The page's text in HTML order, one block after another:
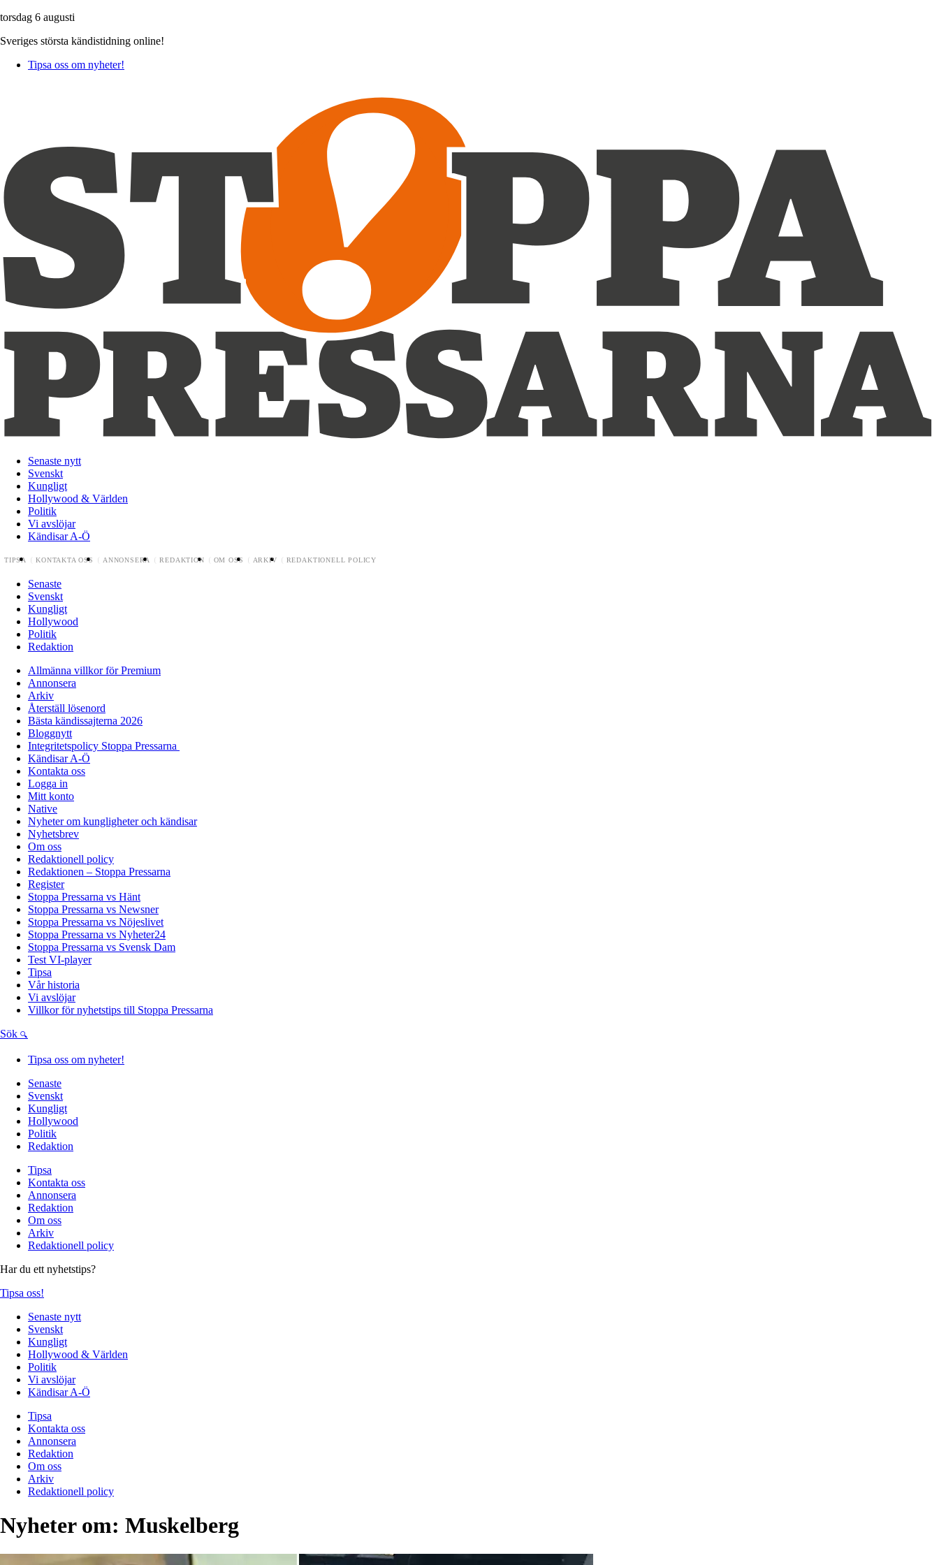
torsdag 6 augusti
Sveriges största kändistidning online!
Tipsa oss om nyheter!
Senaste nytt
Svenskt
Kungligt
Hollywood & Världen
Politik
Vi avslöjar
Kändisar A-Ö
TIPSA KONTAKTA OSS ANNONSERA REDAKTION OM OSS ARKIV REDAKTIONELL POLICY
Senaste
Svenskt
Kungligt
Hollywood
Politik
Redaktion
Allmänna villkor för Premium
Annonsera
Arkiv
Återställ lösenord
Bästa kändissajterna 2026
Bloggnytt
Integritetspolicy Stoppa Pressarna
Kändisar A-Ö
Kontakta oss
Logga in
Mitt konto
Native
Nyheter om kungligheter och kändisar
Nyhetsbrev
Om oss
Redaktionell policy
Redaktionen – Stoppa Pressarna
Register
Stoppa Pressarna vs Hänt
Stoppa Pressarna vs Newsner
Stoppa Pressarna vs Nöjeslivet
Stoppa Pressarna vs Nyheter24
Stoppa Pressarna vs Svensk Dam
Test VI-player
Tipsa
Vår historia
Vi avslöjar
Villkor för nyhetstips till Stoppa Pressarna
Sök
Tipsa oss om nyheter!
Senaste
Svenskt
Kungligt
Hollywood
Politik
Redaktion
Tipsa
Kontakta oss
Annonsera
Redaktion
Om oss
Arkiv
Redaktionell policy
Har du ett nyhetstips?
Tipsa oss!
Senaste nytt
Svenskt
Kungligt
Hollywood & Världen
Politik
Vi avslöjar
Kändisar A-Ö
Tipsa
Kontakta oss
Annonsera
Redaktion
Om oss
Arkiv
Redaktionell policy
Nyheter om: Muskelberg